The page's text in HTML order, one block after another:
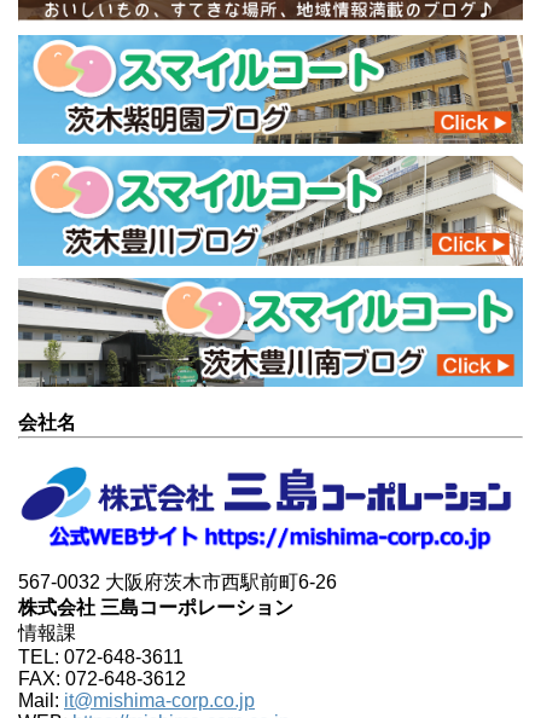
会社名
567-0032 大阪府茨木市西駅前町6-26
株式会社 三島コーポレーション
情報課
TEL: 072-648-3611
FAX: 072-648-3612
Mail: it@mishima-corp.co.jp